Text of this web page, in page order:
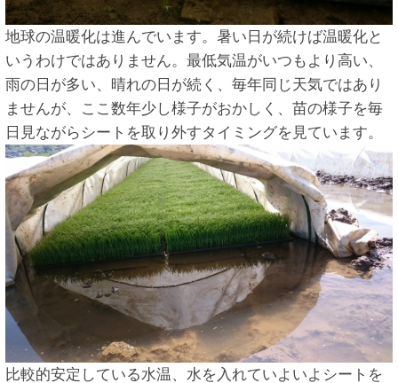
地球の温暖化は進んでいます。暑い日が続けば温暖化と
いうわけではありません。最低気温がいつもより高い、
雨の日が多い、晴れの日が続く、毎年同じ天気ではあり
ませんが、ここ数年少し様子がおかしく、苗の様子を毎
日見ながらシートを取り外すタイミングを見ています。
比較的安定している水温、水を入れていよいよシートを